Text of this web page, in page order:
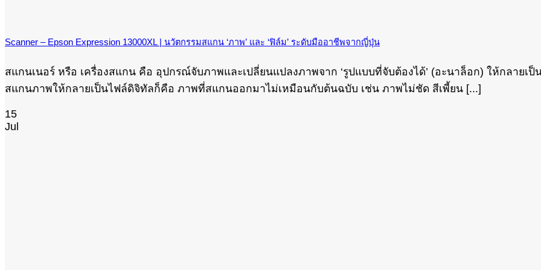
Scanner – Epson Expression 13000XL | นวัตกรรมสแกน ‘ภาพ’ และ ‘ฟิล์ม’ ระดับมืออาชีพจากญี่ปุ่น
สแกนเนอร์ หรือ เครื่องสแกน คือ อุปกรณ์จับภาพและเปลี่ยนแปลงภาพจาก ‘รูปแบบที่จับต้องได้’ (อะนาล็อก) ให้กลายเ
สแกนภาพให้กลายเป็นไฟล์ดิจิทัลก็คือ ภาพที่สแกนออกมาไม่เหมือนกับต้นฉบับ เช่น ภาพไม่ชัด สีเพี้ยน [...]
15
Jul